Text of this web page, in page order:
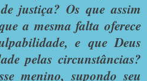
justiça? Os que assim
a mesma falta oferece
e que Deus
pelas circunstâncias?
menino, supondo seu